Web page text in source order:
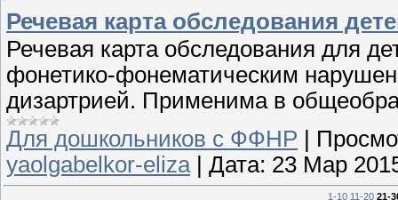
Речевая карта обследования
Речевая карта обследования для
фонетико-фонематическим
дизартрией. Применима в
Для дошкольников с ФФНР |
yaolgabelkor-eliza | Дата: 23 Мар
1-10 11-20 21-